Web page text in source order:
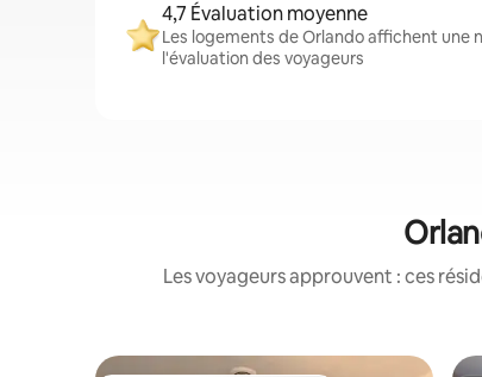
4,7 Évaluation moyenne
Les logements de Orlando affichent une
l'évaluation des voyageurs
Les voyageurs approuvent : ces